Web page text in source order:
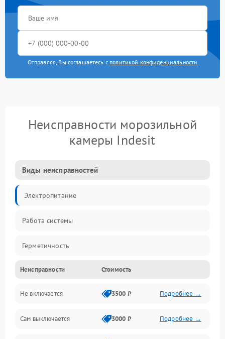
Отправляя, Вы соглашаетесь с политикой конфиденциальности
Неисправности морозильной
камеры Indesit
Виды неисправностей
Электропитание
Работа системы
Герметичность
Механика
Неисправности Стоимость
Не включается 3500 ₽ Подробнее →
Сам выключается 3000 ₽ Подробнее →